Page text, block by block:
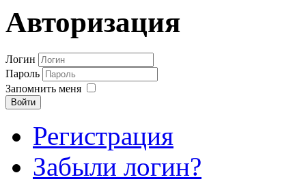
Авторизация
Логин
Пароль
Запомнить меня
Войти
Регистрация
Забыли логин?